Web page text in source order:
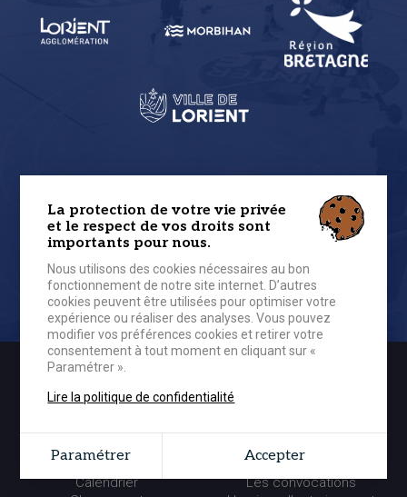
LES PARTENAIRES
DEVENIR PARTENAIRE
NM1
Les joueurs et le staff
Calendrier
SECTION AMATEURS
Les équipes
Les convocations
La protection de votre vie privée
et le respect de vos droits sont
importants pour nous.
Nous utilisons des cookies nécessaires au bon
fonctionnement de notre site internet. D’autres
cookies peuvent être utilisées pour optimiser votre
expérience ou réaliser des analyses. Vous pouvez
modifier vos préférences cookies et retirer votre
consentement à tout moment en cliquant sur «
Paramétrer ».
Lire la politique de confidentialité
Paramétrer Accepter